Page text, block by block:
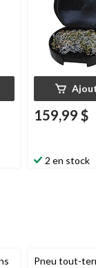
159,99 $
2 en stock
Pneu tout-